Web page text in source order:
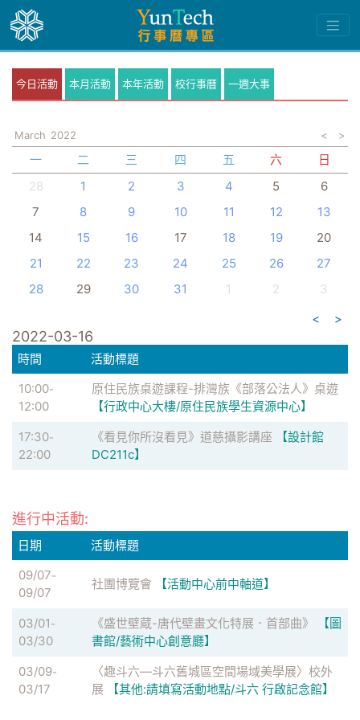
今日活動 本月活動 本年活動 校行事曆 一週大事
March 2022 < >
一 二 三 四 五 六
日
28
1 2 3 4 5
6
7
8 9 10 11 12
13
14
15 16 17 18 19
20
21
22 23 24 25 26
27
28
29 30 31 1 2
3
<
>
2022-03-16
時間
活動標題
10:00-
12:00
原住民族桌遊課程-排灣族《部落公法人》桌遊
【行政中心大樓/原住民族學生資源中心】
17:30-
22:00
《看見你所沒看見》道慈攝影講座
【設計館
DC211c】
進行中活動:
日期
活動標題
09/07-
09/07
社團博覽會 【活動中心前中軸道】
03/01-
03/30
《盛世壁蔵-唐代壁畫文化特展．首部曲》
【圖
書館/藝術中心創意廳】
03/09-
03/17
〈趣斗六—斗六舊城區空間場域美學展〉校外
展
【其他:請填寫活動地點/斗六 行啟記念館】